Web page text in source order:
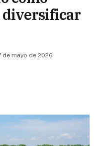
diversificar
de mayo de 2026